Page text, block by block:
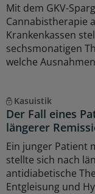
Mit dem GKV-
Cannabistherapie
Krankenkassen
sechsmonatigen
welche
Kasuistik
Der Fall eines
längerer
Ein junger Patient
stellte sich nach
antidiabetische
Entgleisung und